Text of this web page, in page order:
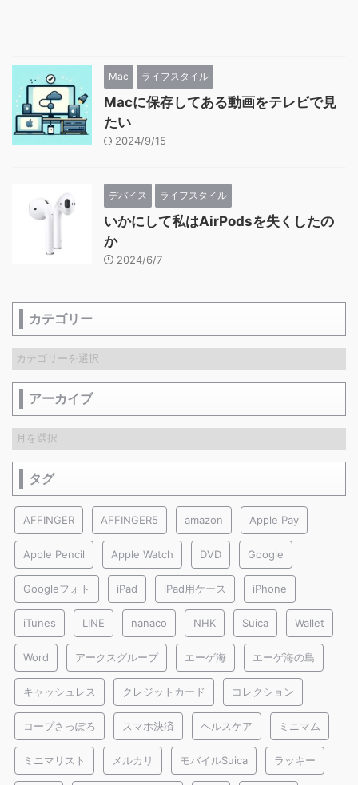
Mac ライフスタイル
Macに保存してある動画をテレビで見
たい
2024/9/15
デバイス ライフスタイル
いかにして私はAirPodsを失くしたの
か
2024/6/7
カテゴリー
アーカイブ
タグ
AFFINGER AFFINGER5 amazon Apple Pay
Apple Pencil Apple Watch DVD Google
Googleフォト iPad iPad用ケース iPhone
iTunes LINE nanaco NHK Suica Wallet
Word アークスグループ エーゲ海 エーゲ海の島
キャッシュレス クレジットカード コレクション
コープさっぽろ スマホ決済 ヘルスケア ミニマム
ミニマリスト メルカリ モバイルSuica ラッキー